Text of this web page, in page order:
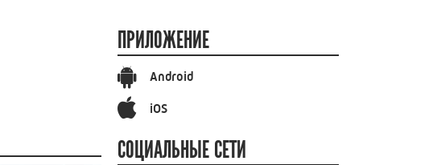
ПРИЛОЖЕНИЕ
Android
iOS
СОЦИАЛЬНЫЕ СЕТИ